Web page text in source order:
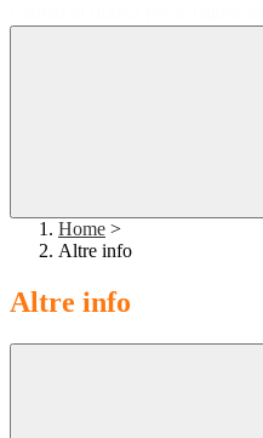
Home >
Altre info
Altre info